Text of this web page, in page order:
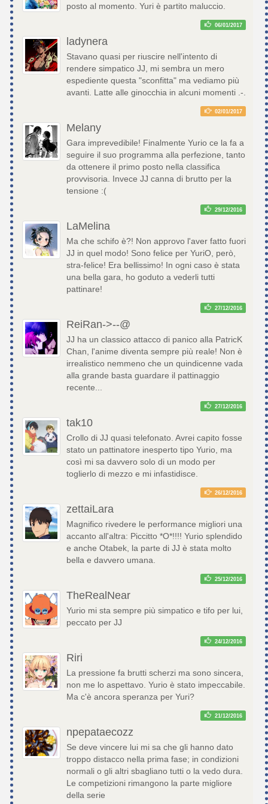
posto al momento. Yuri è partito maluccio.
06/01/2017
ladynera
Stavano quasi per riuscire nell'intento di
rendere simpatico JJ, mi sembra un mero
espediente questa "sconfitta" ma vediamo più
avanti. Latte alle ginocchia in alcuni momenti .-.
02/01/2017
Melany
Gara imprevedibile! Finalmente Yurio ce la fa a
seguire il suo programma alla perfezione, tanto
da ottenere il primo posto nella classifica
provvisoria. Invece JJ canna di brutto per la
tensione :(
29/12/2016
LaMelina
Ma che schifo è?! Non approvo l'aver fatto fuori
JJ in quel modo! Sono felice per YuriO, però,
stra-felice! Era bellissimo! In ogni caso è stata
una bella gara, ho goduto a vederli tutti
pattinare!
27/12/2016
ReiRan->--@
JJ ha un classico attacco di panico alla PatricK
Chan, l'anime diventa sempre più reale! Non è
irrealistico nemmeno che un quindicenne vada
alla grande basta guardare il pattinaggio
recente...
27/12/2016
tak10
Crollo di JJ quasi telefonato. Avrei capito fosse
stato un pattinatore inesperto tipo Yurio, ma
così mi sa davvero solo di un modo per
toglierlo di mezzo e mi infastidisce.
26/12/2016
zettaiLara
Magnifico rivedere le performance migliori una
accanto all'altra: Piccitto *O*!!!! Yurio splendido
e anche Otabek, la parte di JJ è stata molto
bella e davvero umana.
25/12/2016
TheRealNear
Yurio mi sta sempre più simpatico e tifo per lui,
peccato per JJ
24/12/2016
Riri
La pressione fa brutti scherzi ma sono sincera,
non me lo aspettavo. Yurio è stato impeccabile.
Ma c'è ancora speranza per Yuri?
21/12/2016
npepataecozz
Se deve vincere lui mi sa che gli hanno dato
troppo distacco nella prima fase; in condizioni
normali o gli altri sbagliano tutti o la vedo dura.
Le competizioni rimangono la parte migliore
della serie